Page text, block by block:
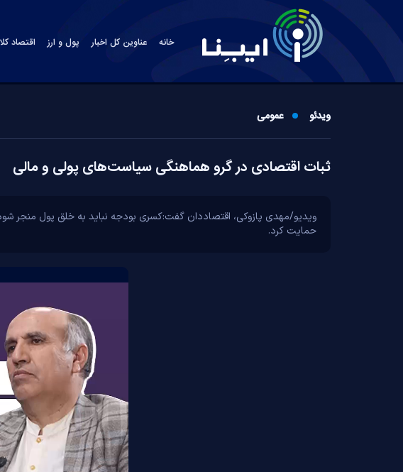
خانه عناوین کل اخبار پول و ارز اقتصاد
ویدئو عمومی
ثبات اقتصادی در گرو هماهنگی سیاست‌های پولی و مالی
ویدیو/مهدی پازوکی، اقتصاددان گفت:کسری بودجه نباید به خلق پول منجر
حمایت کرد.